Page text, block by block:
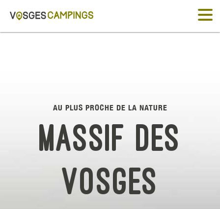
AU PLUS PROCHE DE LA NATURE
Massif des
Vosges